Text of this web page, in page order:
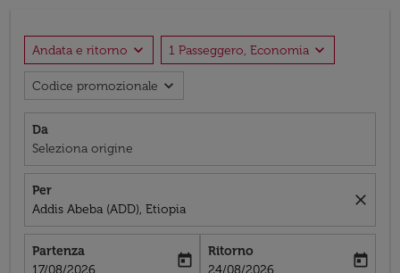
Andata e ritorno expand_more 1 Passeggero, Economia expand_more
Codice promozionale expand_more
Da
Seleziona origine
Per
Addis Abeba (ADD), Etiopia
close
Partenza
fc-booking-departure-date-aria-label
17/08/2026
today
Ritorno
fc-booking-return-date-aria-label
24/08/2026
today